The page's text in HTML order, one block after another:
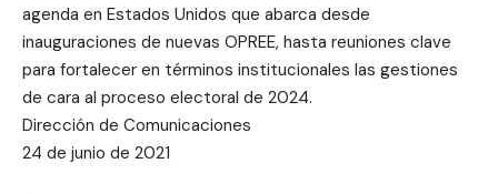
agenda en Estados Unidos que abarca desde
inauguraciones de nuevas OPREE, hasta reuniones clave
para fortalecer en términos institucionales las gestiones
de cara al proceso electoral de 2024.
Dirección de Comunicaciones
24 de junio de 2021